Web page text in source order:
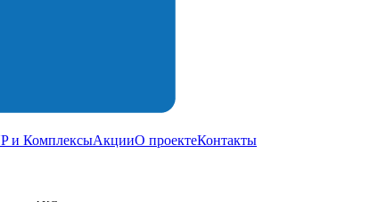
и КомплексыАкцииО проектеКонтакты